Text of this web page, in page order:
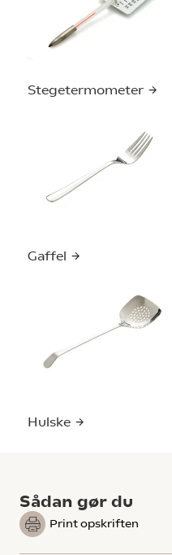
Stegetermometer
Gaffel
Hulske
Sådan gør du
Print opskriften